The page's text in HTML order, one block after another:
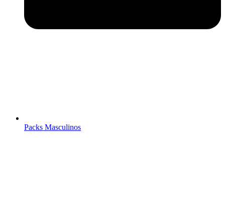
Packs Masculinos